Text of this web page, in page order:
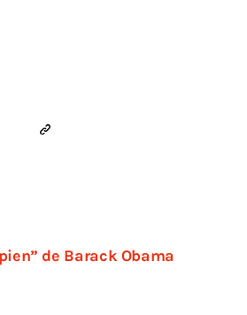
de Barack Obama